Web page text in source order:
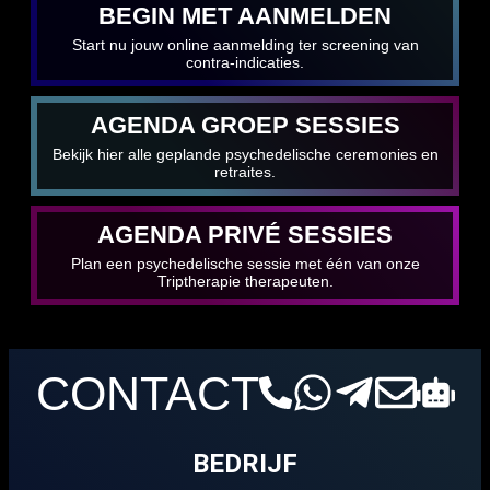
BEGIN MET AANMELDEN
Start nu jouw online aanmelding ter screening van
contra-indicaties.
AGENDA GROEP SESSIES
Bekijk hier alle geplande psychedelische ceremonies en
retraites.
AGENDA PRIVÉ SESSIES
Plan een psychedelische sessie met één van onze
Triptherapie therapeuten.
CONTACT
BEDRIJF